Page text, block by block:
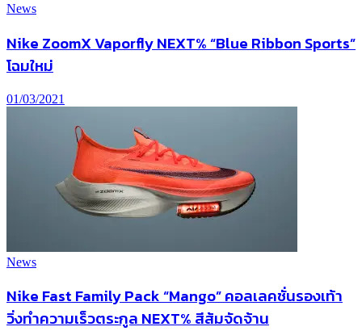
News
Nike ZoomX Vaporfly NEXT% “Blue Ribbon Sports”
โฉมใหม่
01/03/2021
News
Nike Fast Family Pack “Mango” คอลเลคชั่นรองเท้า
วิ่งทำความเร็วตระกูล NEXT% สีส้มจัดจ้าน